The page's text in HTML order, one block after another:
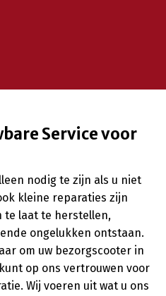
Service voor
nodig te zijn als u niet
kleine reparaties zijn
te laat te herstellen,
ongelukken ontstaan.
om uw bezorgscooter in
op ons vertrouwen voor
Wij voeren uit wat u ons